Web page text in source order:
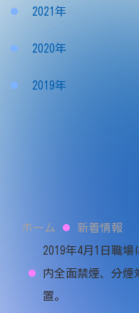
2021年
2020年
2019年
ホーム
新着情報
2019年4月1日職
内全面禁煙、分煙
置。